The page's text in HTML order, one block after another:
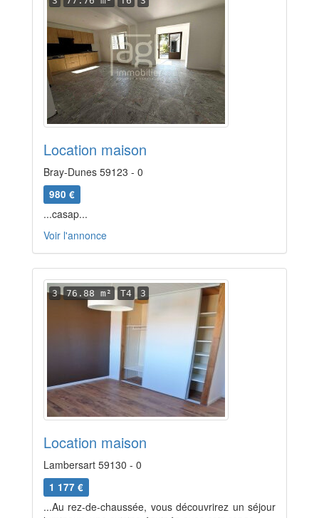
Location maison
Bray-Dunes 59123 - 0
980 €
...casap...
Voir l'annonce
3 76.88 m² T4 3
Location maison
Lambersart 59130 - 0
1 177 €
...Au rez-de-chaussée, vous découvrirez un séjour